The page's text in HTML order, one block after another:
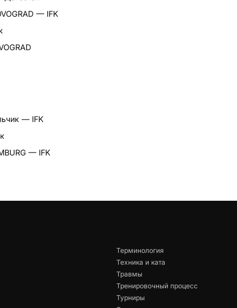
— IFK
— IFK
— IFK
Терминология
Техника и ката
Травмы
Тренировочный процесс
Турниры